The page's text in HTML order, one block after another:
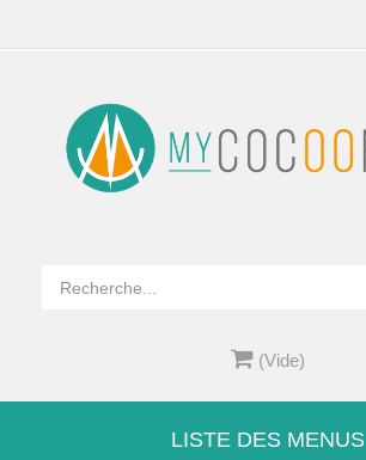
(Vide)
LISTE DES MENUS